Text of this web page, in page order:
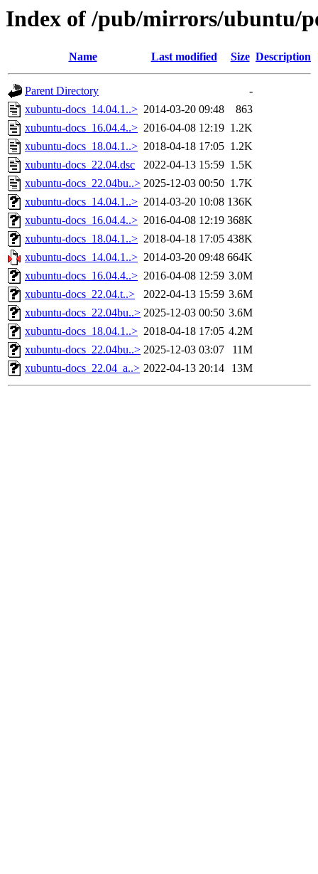
Index of /pub/mirrors/ubuntu/
Name Last modified Size Description
Parent Directory
-
xubuntu-docs_14.04.1..> 2014-03-20 09:48
863
xubuntu-docs_16.04.4..> 2016-04-08 12:19 1.2K
xubuntu-docs_18.04.1..> 2018-04-18 17:05 1.2K
xubuntu-docs_22.04.dsc
2022-04-13 15:59 1.5K
xubuntu-docs_22.04bu..> 2025-12-03 00:50 1.7K
xubuntu-docs_14.04.1..> 2014-03-20 10:08 136K
xubuntu-docs_16.04.4..> 2016-04-08 12:19 368K
xubuntu-docs_18.04.1..> 2018-04-18 17:05 438K
xubuntu-docs_14.04.1..> 2014-03-20 09:48 664K
xubuntu-docs_16.04.4..> 2016-04-08 12:59 3.0M
xubuntu-docs_22.04.t..>
2022-04-13 15:59 3.6M
xubuntu-docs_22.04bu..> 2025-12-03 00:50 3.6M
xubuntu-docs_18.04.1..> 2018-04-18 17:05 4.2M
xubuntu-docs_22.04bu..> 2025-12-03 03:07
11M
xubuntu-docs_22.04_a..> 2022-04-13 20:14 13M